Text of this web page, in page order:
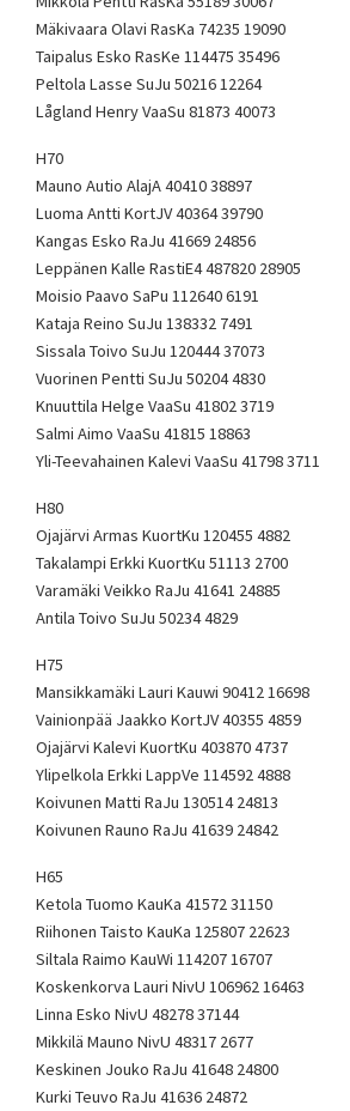
Mäkivaara Olavi RasKa 74235 19090
Taipalus Esko RasKe 114475 35496
Peltola Lasse SuJu 50216 12264
Lågland Henry VaaSu 81873 40073
H70
Mauno Autio AlajA 40410 38897
Luoma Antti KortJV 40364 39790
Kangas Esko RaJu 41669 24856
Leppänen Kalle RastiE4 487820 28905
Moisio Paavo SaPu 112640 6191
Kataja Reino SuJu 138332 7491
Sissala Toivo SuJu 120444 37073
Vuorinen Pentti SuJu 50204 4830
Knuuttila Helge VaaSu 41802 3719
Salmi Aimo VaaSu 41815 18863
Yli-Teevahainen Kalevi VaaSu 41798 3711
H80
Ojajärvi Armas KuortKu 120455 4882
Takalampi Erkki KuortKu 51113 2700
Varamäki Veikko RaJu 41641 24885
Antila Toivo SuJu 50234 4829
H75
Mansikkamäki Lauri Kauwi 90412 16698
Vainionpää Jaakko KortJV 40355 4859
Ojajärvi Kalevi KuortKu 403870 4737
Ylipelkola Erkki LappVe 114592 4888
Koivunen Matti RaJu 130514 24813
Koivunen Rauno RaJu 41639 24842
H65
Ketola Tuomo KauKa 41572 31150
Riihonen Taisto KauKa 125807 22623
Siltala Raimo KauWi 114207 16707
Koskenkorva Lauri NivU 106962 16463
Linna Esko NivU 48278 37144
Mikkilä Mauno NivU 48317 2677
Keskinen Jouko RaJu 41648 24800
Kurki Teuvo RaJu 41636 24872